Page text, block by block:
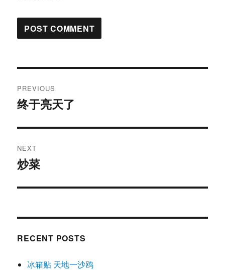
navigation
PREVIOUS
Previous
终于亮天了
NEXT
Next
炒菜
RECENT POSTS
冰箱贴 天地一沙鸥